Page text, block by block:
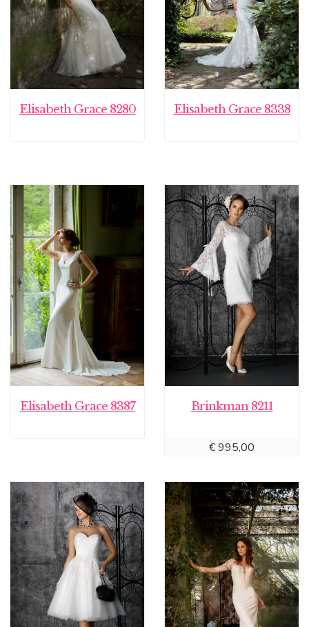
Elisabeth Grace 8280 Elisabeth Grace 8338
Elisabeth Grace 8387 Brinkman 8211
€995,00